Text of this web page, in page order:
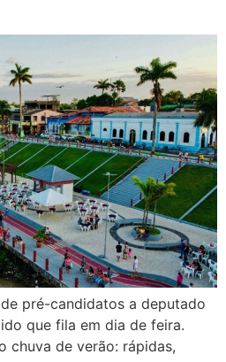
pré-candidatos a deputado
que fila em dia de feira.
chuva de verão: rápidas,